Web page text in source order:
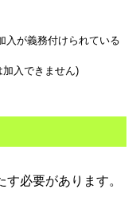
が義務付けられている
入できません)
必要があります。